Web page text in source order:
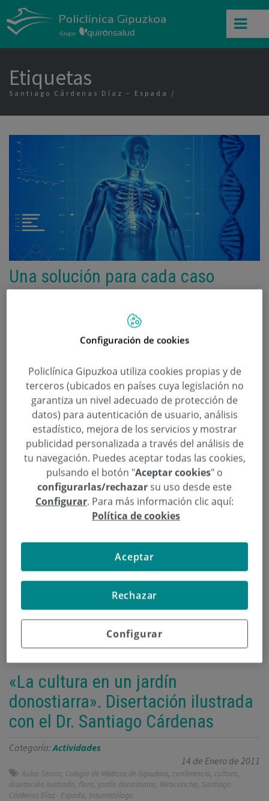
Etiquetas
Santiago Cárdenas Díaz – Espada
Una solución para cada caso
Armando Segurado García
Donostia / San Sebastián,Eduardo Escobar Martínez
Herrán Nuñez ,hombro,Ignacio Carrillo Belloso,Iñigo Roberto Armendariz
Sanchez,Jaime Usabiaga Zarranz,Javier Albillos Bartolomé,Jesús Azcarate
, José Achalandabaso Alfonso , José Caso Martínez ,
José Ignacio
Martínez Renobales, Josu Arrieta Alberdi,Juan Carlos Camborda Anabitarte
Juan Ponte Tellechea,Pilar Echave Echaniz ,prótesis,Ricardo Cuéllar
Gutiérrez,rodilla,San Sebastián,Santiago Cárdenas Díaz - Espada,
traumatólogos
En Policlínica Gipuzkoa encontrará un equipo de
profesionales que combinan experiencia,
conocimiento y que siempre apuesta por la
innovación en la incorporación de las nuevas
invasivos.
«La cultura en un jardín
donostiarra». Disertación ilustrada
con el Dr. Santiago Cárdenas
Categoría:Actividades
14 de Enero de 2011
Aulas Senior, Colegio de Médicos de Gipuzkoa, conferencia, cultura,
disertación ilustrada, flora, jardín donostiarra, Miraconcha, Santiago
Cárdenas Díaz - Espada, traumatólogo
Configuración de cookies
Policlínica Gipuzkoa utiliza cookies propias y de
terceros (ubicados en países cuya legislación no
garantiza un nivel adecuado de protección de
datos) para autenticación de usuario, análisis
estadístico, mejora de los servicios y mostrar
publicidad personalizada a través del análisis de
tu navegación. Puedes aceptar todas las cookies,
pulsando el botón "Aceptar cookies" o
configurarlas/rechazar su uso desde este
Configurar. Para más información clic aquí:
Política de cookies
Configurar
Rechazar
Aceptar